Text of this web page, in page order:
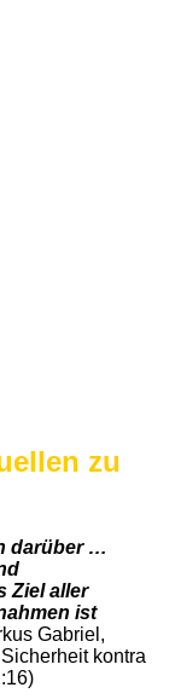
zu
darüber …
Ziel aller
ist
Gabriel,
kontra